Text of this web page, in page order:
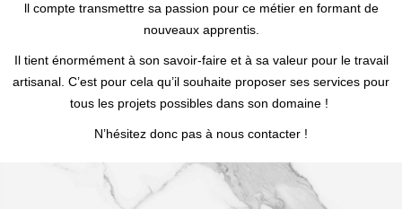
ll compte transmettre sa passion pour ce métier en formant de
nouveaux apprentis.
Il tient énormément à son savoir-faire et à sa valeur pour le travail
artisanal. C’est pour cela qu’il souhaite proposer ses services pour
tous les projets possibles dans son domaine !
N’hésitez donc pas à nous contacter !